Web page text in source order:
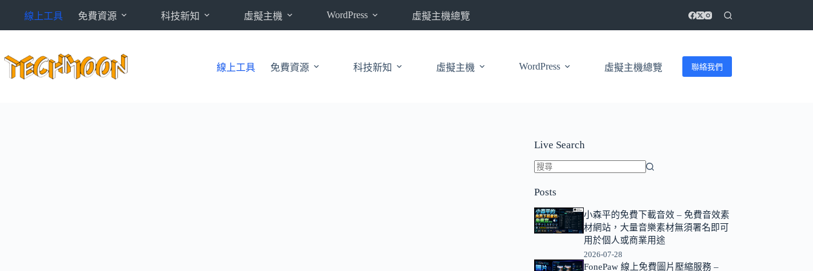
內
線上工具 免費資源 科技新知 虛擬主機 WordPress 虛擬主機總覽
線上工具 免費資源 科技新知 虛擬主機 WordPress 虛擬主機總覽 聯絡我們
Live Search
不
到
符
件
Posts
小森平的免費下載音效 – 免費音效素
材網站，大量音樂素材無須署名即可
用於個人或商業用途
2026-07-28
FonePaw 線上免費圖片壓縮服務 –